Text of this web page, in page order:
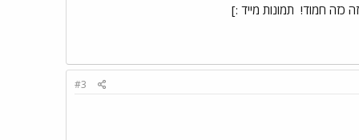
כזה חמוד! תמונות מייד :]
#3